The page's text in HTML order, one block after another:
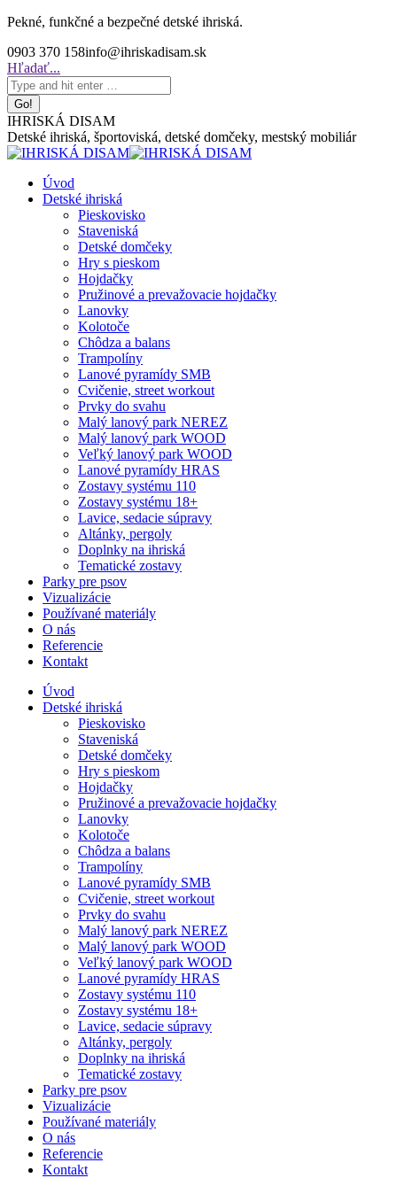
Skip
content
Pekné, funkčné a bezpečné detské ihriská.
0903 370 158info@ihriskadisam.sk
Search:
Hľadať...
IHRISKÁ DISAM
Detské ihriská, športoviská, detské domčeky, mestský mobiliár
Úvod
Detské ihriská
Pieskovisko
Staveniská
Detské domčeky
Hry s pieskom
Hojdačky
Pružinové a prevažovacie hojdačky
Lanovky
Kolotoče
Chôdza a balans
Trampolíny
Lanové pyramídy SMB
Cvičenie, street workout
Prvky do svahu
Malý lanový park NEREZ
Malý lanový park WOOD
Veľký lanový park WOOD
Lanové pyramídy HRAS
Zostavy systému 110
Zostavy systému 18+
Lavice, sedacie súpravy
Altánky, pergoly
Doplnky na ihriská
Tematické zostavy
Parky pre psov
Vizualizácie
Používané materiály
O nás
Referencie
Kontakt
Úvod
Detské ihriská
Pieskovisko
Staveniská
Detské domčeky
Hry s pieskom
Hojdačky
Pružinové a prevažovacie hojdačky
Lanovky
Kolotoče
Chôdza a balans
Trampolíny
Lanové pyramídy SMB
Cvičenie, street workout
Prvky do svahu
Malý lanový park NEREZ
Malý lanový park WOOD
Veľký lanový park WOOD
Lanové pyramídy HRAS
Zostavy systému 110
Zostavy systému 18+
Lavice, sedacie súpravy
Altánky, pergoly
Doplnky na ihriská
Tematické zostavy
Parky pre psov
Vizualizácie
Používané materiály
O nás
Referencie
Kontakt